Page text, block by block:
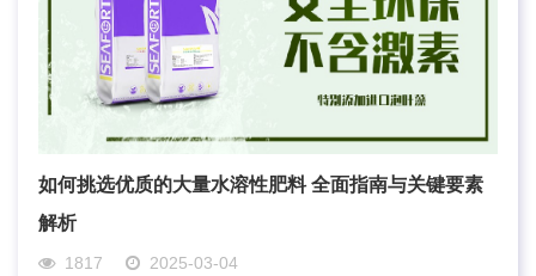
如何挑选优质的大量水溶性肥料 全面指南与关键要素
解析
1817 2025-03-04